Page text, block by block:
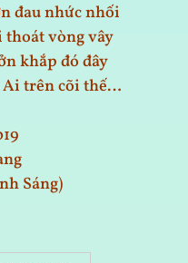
đau nhức nhối
thoát vòng vây
khắp đó đây
trên cõi thế…
Sáng)